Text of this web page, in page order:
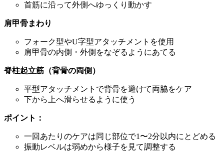
首筋に沿って外側へゆっくり動かす
肩甲骨まわり
フォーク型やU字型アタッチメントを使用
肩甲骨の内側・外側をなぞるようにあてる
脊柱起立筋（背骨の両側）
平型アタッチメントで背骨を避けて両脇をケア
下から上へ滑らせるように使う
ポイント：
一回あたりのケアは同じ部位で1〜2分以内にとどめる
振動レベルは弱めから様子を見て調整する